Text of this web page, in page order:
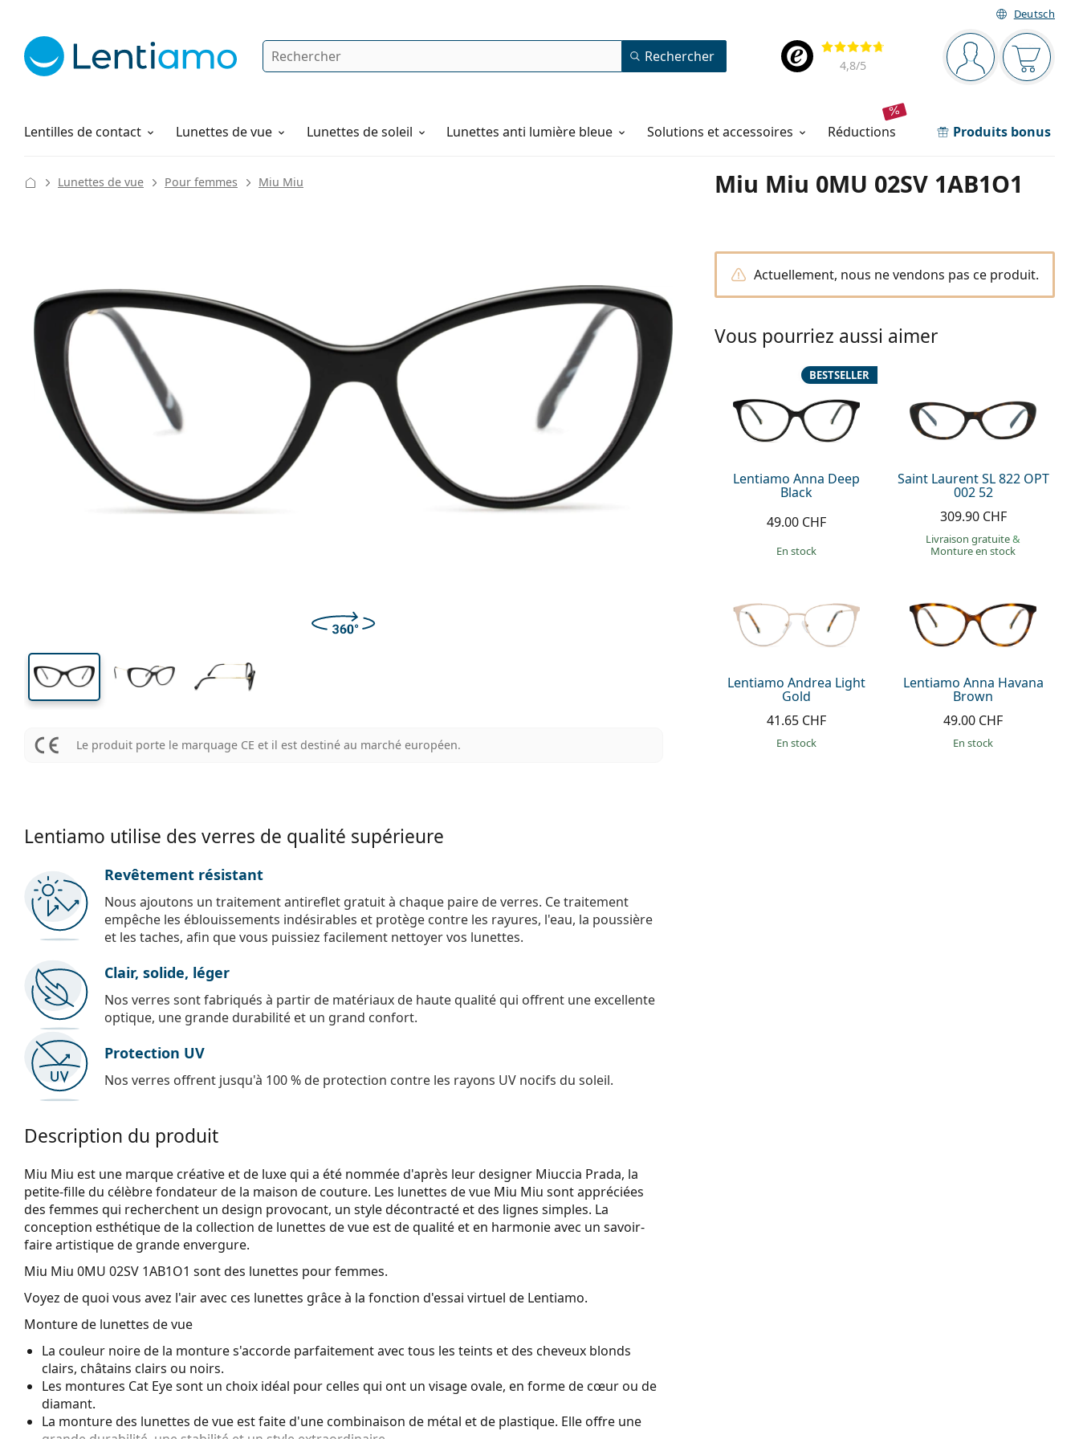
Deutsch
Barre de navigation
Vous êtesVotre
Évaluation
4,8/5
Rechercher Rechercher
Lentilles de contact
Produits d'entretien Lunettes de vue Lunettes de soleil Lunettes anti lumière bleue Solutions et accessoires réductions Produits bonus
Comment commander
Miu Miu 0MU 02SV 1AB1O1
Lunettes de vue Pour femmes Miu Miu
Le produit porte le marquage CE et il est destiné au marché européen.
Actuellement, nous ne vendons pas ce produit.
Vous pourriez aussi aimer
Lentiamo Anna Deep
Black
BESTSELLER
49.00 CHF
en stock
Saint Laurent SL 822 OPT
002 52
309.90 CHF
Livraison gratuite&
Monture en stock
Lentiamo Andrea Light
Gold
41.65 CHF
en stock
Lentiamo Anna Havana
Brown
49.00 CHF
en stock
Lentiamo utilise des verres de qualité supérieure
Revêtement résistant
Nous ajoutons un traitement antireflet gratuit à chaque paire de verres. Ce traitement
empêche les éblouissements indésirables et protège contre les rayures, l'eau, la poussière
et les taches, afin que vous puissiez facilement nettoyer vos lunettes.
Clair, solide, léger
Nos verres sont fabriqués à partir de matériaux de haute qualité qui offrent une excellente
optique, une grande durabilité et un grand confort.
Protection UV
Nos verres offrent jusqu'à 100 % de protection contre les rayons UV nocifs du soleil.
Description du produit
Miu Miu est une marque créative et de luxe qui a été nommée d'après leur designer Miuccia Prada, la
petite-fille du célèbre fondateur de la maison de couture. Les lunettes de vue Miu Miu sont appréciées
des femmes qui recherchent un design provocant, un style décontracté et des lignes simples. La
conception esthétique de la collection de lunettes de vue est de qualité et en harmonie avec un savoir-
faire artistique de grande envergure.
Miu Miu 0MU 02SV 1AB1O1 sont des lunettes pour femmes.
Voyez de quoi vous avez l'air avec ces lunettes grâce à la fonction d'essai virtuel de Lentiamo.
Monture de lunettes de vue
La couleur noire de la monture s'accorde parfaitement avec tous les teints et des cheveux blonds
clairs, châtains clairs ou noirs.
Les montures Cat Eye sont un choix idéal pour celles qui ont un visage ovale, en forme de cœur ou de
diamant.
La monture des lunettes de vue est faite d'une combinaison de métal et de plastique. Elle offre une